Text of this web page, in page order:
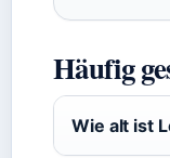
Häufig
Wie alt ist